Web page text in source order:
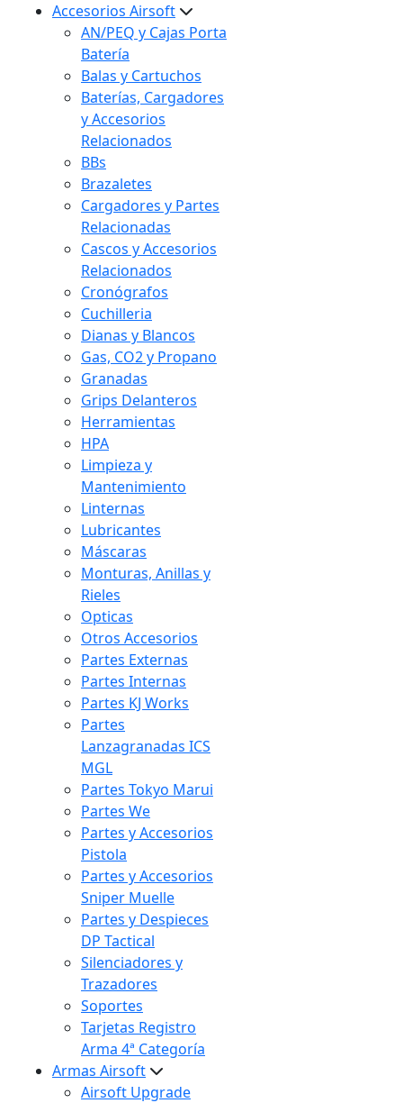
Accesorios Airsoft
AN/PEQ y Cajas Porta
Batería
Balas y Cartuchos
Baterías, Cargadores
y Accesorios
Relacionados
BBs
Brazaletes
Cargadores y Partes
Relacionadas
Cascos y Accesorios
Relacionados
Cronógrafos
Cuchilleria
Dianas y Blancos
Gas, CO2 y Propano
Granadas
Grips Delanteros
Herramientas
HPA
Limpieza y
Mantenimiento
Linternas
Lubricantes
Máscaras
Monturas, Anillas y
Rieles
Opticas
Otros Accesorios
Partes Externas
Partes Internas
Partes KJ Works
Partes
Lanzagranadas ICS
MGL
Partes Tokyo Marui
Partes We
Partes y Accesorios
Pistola
Partes y Accesorios
Sniper Muelle
Partes y Despieces
DP Tactical
Silenciadores y
Trazadores
Soportes
Tarjetas Registro
Arma 4ª Categoría
Armas Airsoft
Airsoft Upgrade